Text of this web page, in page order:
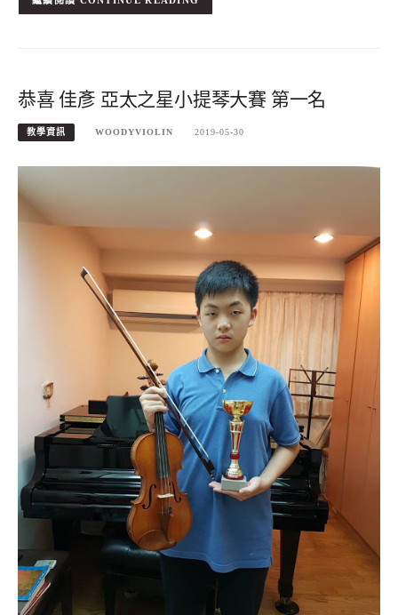
恭喜 佳彥 亞太之星小提琴大賽 第一名
教學資訊 WOODYVIOLIN 2019-05-30